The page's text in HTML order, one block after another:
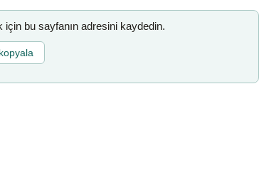
bu sayfanın adresini kaydedin.